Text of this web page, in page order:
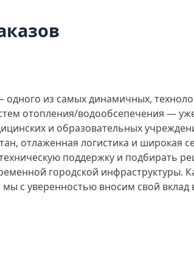
из самых динамичных,
отопления/водообсепечения —
и образовательных
отлаженная логистика и
поддержку и подбирать
городской инфраструктуры.
с уверенностью вносим свой вклад